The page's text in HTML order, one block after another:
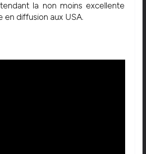
la non moins excellente
en diffusion aux USA.